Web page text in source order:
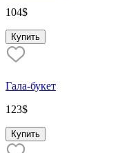
104$
Купить
Гала-букет
123$
Купить